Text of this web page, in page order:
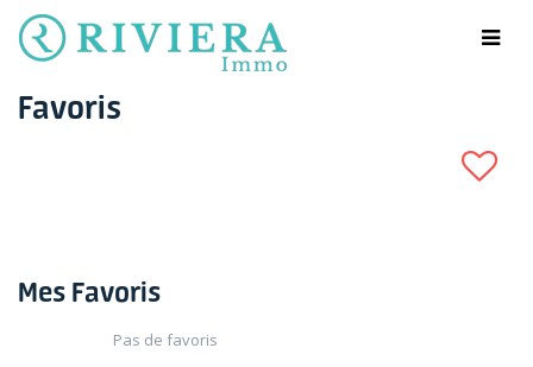
Favoris
Mes Favoris
Pas de favoris